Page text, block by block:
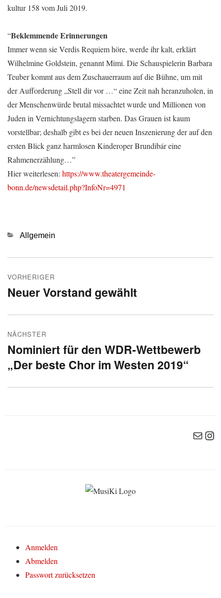
kultur 158 vom Juli 2019.
“Beklemmende Erinnerungen
Immer wenn sie Verdis Requiem höre, werde ihr kalt, erklärt
Wilhelmine Goldstein, genannt Mimi. Die Schauspielerin Barbara
Teuber kommt aus dem Zuschauerraum auf die Bühne, um mit
der Aufforderung „Stell dir vor …“ eine Zeit nah heranzuholen, in
der Menschenwürde brutal ­missachtet wurde und Millionen von
Juden in Vernichtungslagern starben. Das Grauen ist kaum
vorstellbar; deshalb gibt es bei der neuen Inszenierung der auf den
ersten Blick ganz harmlosen Kinderoper Brundibár eine
Rahmenerzählung…”
Hier weiterlesen: https://www.theatergemeinde-
bonn.de/newsdetail.php?InfoNr=4971
Kategorien
Allgemein
VORHERIGER
Vorheriger
Neuer Vorstand gewählt
NÄCHSTER
Nächster
Beitrag:
Nominiert für den WDR-Wettbewerb
„Der beste Chor im Westen 2019“
E-Mail
Anmelden
Abmelden
Passwort zurücksetzen